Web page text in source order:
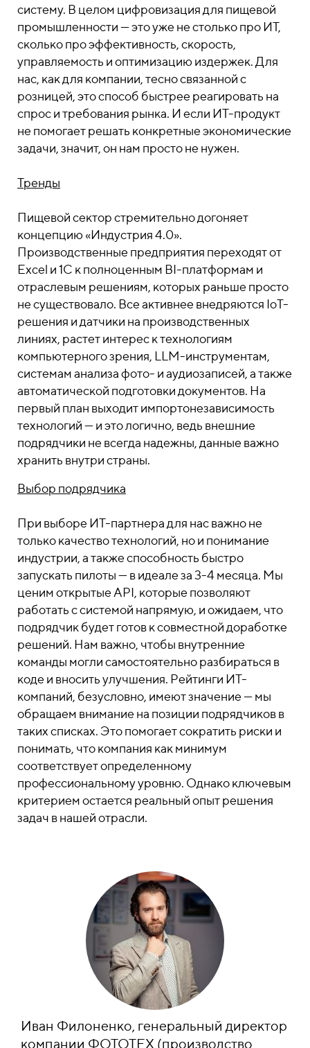
систему. В целом цифровизация для пищевой
промышленности — это уже не столько про ИТ,
сколько про эффективность, скорость,
управляемость и оптимизацию издержек. Для
нас, как для компании, тесно связанной с
розницей, это способ быстрее реагировать на
спрос и требования рынка. И если ИТ-продукт
не помогает решать конкретные экономические
задачи, значит, он нам просто не нужен.
Тренды
Пищевой сектор стремительно догоняет
концепцию «Индустрия 4.0».
Производственные предприятия переходят от
Excel и 1С к полноценным BI-платформам и
отраслевым решениям, которых раньше просто
не существовало. Все активнее внедряются IoT-
решения и датчики на производственных
линиях, растет интерес к технологиям
компьютерного зрения, LLM-инструментам,
системам анализа фото- и аудиозаписей, а также
автоматической подготовки документов. На
первый план выходит импортонезависимость
технологий — и это логично, ведь внешние
подрядчики не всегда надежны, данные важно
хранить внутри страны.
Выбор подрядчика
При выборе ИТ-партнера для нас важно не
только качество технологий, но и понимание
индустрии, а также способность быстро
запускать пилоты — в идеале за 3-4 месяца. Мы
ценим открытые API, которые позволяют
работать с системой напрямую, и ожидаем, что
подрядчик будет готов к совместной доработке
решений. Нам важно, чтобы внутренние
команды могли самостоятельно разбираться в
коде и вносить улучшения. Рейтинги ИТ-
компаний, безусловно, имеют значение — мы
обращаем внимание на позиции подрядчиков в
таких списках. Это помогает сократить риски и
понимать, что компания как минимум
соответствует определенному
профессиональному уровню. Однако ключевым
критерием остается реальный опыт решения
задач в нашей отрасли.
Иван Филоненко, генеральный директор
компании ФОТОТЕХ (производство